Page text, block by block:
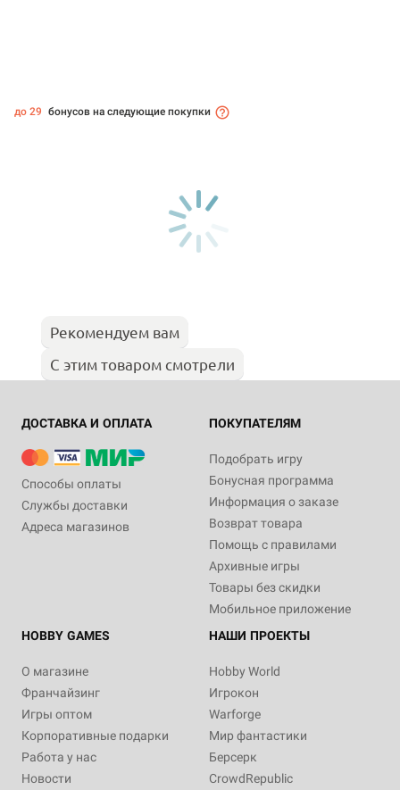
до 29 бонусов на следующие покупки
Рекомендуем вам
С этим товаром смотрели
ДОСТАВКА И ОПЛАТА
Способы оплаты
Службы доставки
Адреса магазинов
ПОКУПАТЕЛЯМ
Подобрать игру
Бонусная программа
Информация о заказе
Возврат товара
Помощь с правилами
Архивные игры
Товары без скидки
Мобильное приложение
HOBBY GAMES
О магазине
Франчайзинг
Игры оптом
Корпоративные подарки
Работа у нас
Новости
НАШИ ПРОЕКТЫ
Hobby World
Игрокон
Warforge
Мир фантастики
Берсерк
CrowdRepublic